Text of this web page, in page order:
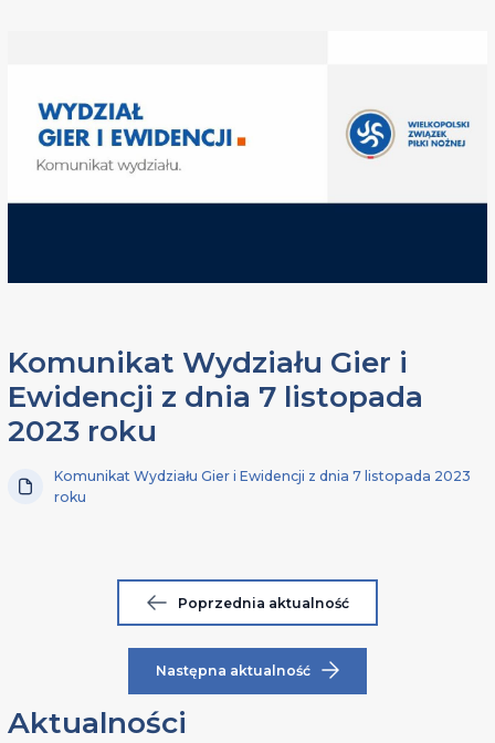
Komunikat Wydziału Gier i
Ewidencji z dnia 7 listopada
2023 roku
Komunikat Wydziału Gier i Ewidencji z dnia 7 listopada 2023
roku
Poprzednia aktualność
Następna aktualność
Aktualności